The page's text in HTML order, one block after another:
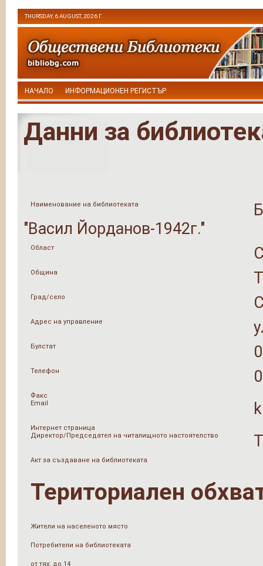
THURSDAY, 6 AUGUST, 2026 Г.
НАЧАЛО ИНФОРМАЦИОНЕН РЕГИСТЪР
Данни за
Наименование на библиотеката
"Васил Йорданов-1942г."
Област
Община
Град/село
Адрес на управление
Булстат
Телефон
Факс
Email
Интернет страница
Директор/Председател на читалищното настоятелство
Акт за създаване на библиотеката
Териториален
Жители на населеното място
Потребители на библиотеката
от тях: до 14